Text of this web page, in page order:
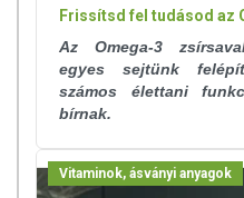
Frissítsd fel tudásod az
Az Omega-3
egyes sejtünk
számos élettani
bírnak.
Vitaminok, ásványi anyagok